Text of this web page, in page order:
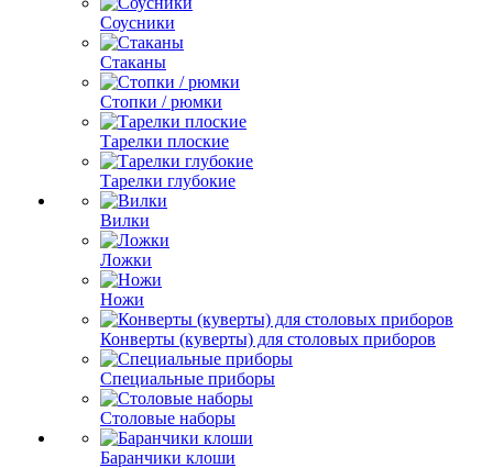
Соусники
Стаканы
Стопки / рюмки
Тарелки плоские
Тарелки глубокие
Вилки
Ложки
Ножи
Конверты (куверты) для столовых приборов
Специальные приборы
Столовые наборы
Баранчики клоши